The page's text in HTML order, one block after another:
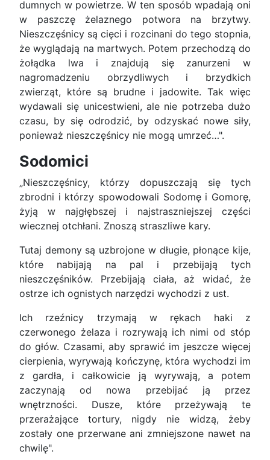
dumnych w powietrze. W ten sposób wpadają oni
w paszczę żelaznego potwora na brzytwy.
Nieszczęśnicy są cięci i rozcinani do tego stopnia,
że wyglądają na martwych. Potem przechodzą do
żołądka lwa i znajdują się zanurzeni w
nagromadzeniu obrzydliwych i brzydkich
zwierząt, które są brudne i jadowite. Tak więc
wydawali się unicestwieni, ale nie potrzeba dużo
czasu, by się odrodzić, by odzyskać nowe siły,
ponieważ nieszczęśnicy nie mogą umrzeć…".
Sodomici
„Nieszczęśnicy, którzy dopuszczają się tych
zbrodni i którzy spowodowali Sodomę i Gomorę,
żyją w najgłębszej i najstraszniejszej części
wiecznej otchłani. Znoszą straszliwe kary.
Tutaj demony są uzbrojone w długie, płonące kije,
które nabijają na pal i przebijają tych
nieszczęśników. Przebijają ciała, aż widać, że
ostrze ich ognistych narzędzi wychodzi z ust.
Ich rzeźnicy trzymają w rękach haki z
czerwonego żelaza i rozrywają ich nimi od stóp
do głów. Czasami, aby sprawić im jeszcze więcej
cierpienia, wyrywają kończynę, która wychodzi im
z gardła, i całkowicie ją wyrywają, a potem
zaczynają od nowa przebijać ją przez
wnętrzności. Dusze, które przeżywają te
przerażające tortury, nigdy nie widzą, żeby
zostały one przerwane ani zmniejszone nawet na
chwilę".